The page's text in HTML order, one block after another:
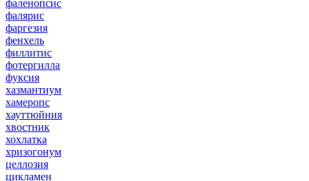
фаленопсис
фалярис
фаргезия
фенхель
филлитис
фотергилла
фуксия
хазмантиум
хамеропс
хауттюйния
хвостник
хохлатка
хризогонум
целлозия
цикламен